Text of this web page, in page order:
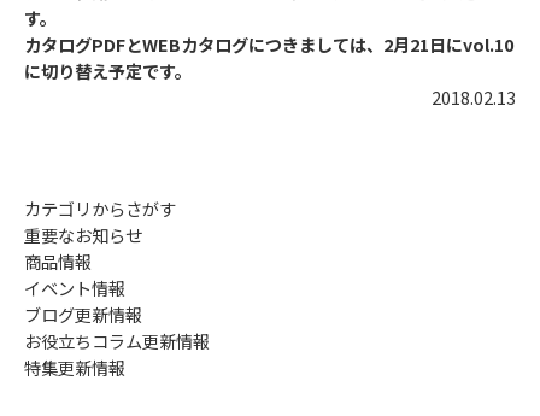
す。
カタログPDFとWEBカタログにつきましては、2月21日にvol.10
に切り替え予定です。
2018.02.13
カテゴリからさがす
重要なお知らせ
商品情報
イベント情報
ブログ更新情報
お役立ちコラム更新情報
特集更新情報